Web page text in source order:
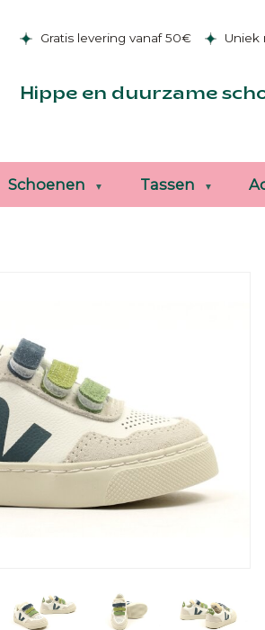
Gratis levering vanaf 50€ Uniek
Hippe en duurzame
Schoenen Tassen